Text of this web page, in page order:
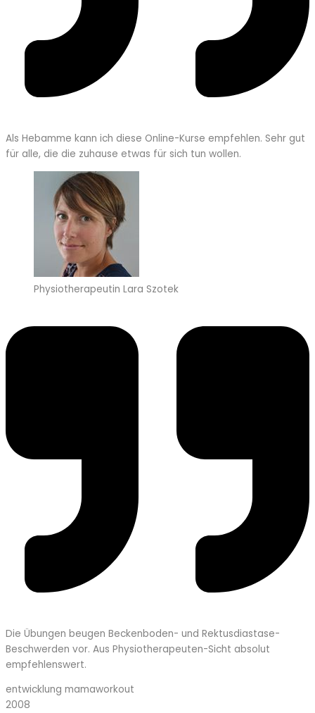
Als Hebamme kann ich diese Online-Kurse empfehlen. Sehr gut
für alle, die die zuhause etwas für sich tun wollen.
Physiotherapeutin Lara Szotek
Die Übungen beugen Beckenboden- und Rektusdiastase-
Beschwerden vor. Aus Physiotherapeuten-Sicht absolut
empfehlenswert.
entwicklung mamaworkout
2008